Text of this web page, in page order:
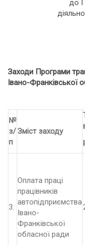
до
Заходи Програми
Івано-Франківської
№
з/
п
Зміст заходу
3.
Оплата праці
працівників
автопідприємства
Івано-
Франківської
обласної ради